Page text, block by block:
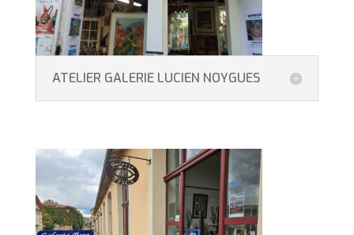
ATELIER GALERIE LUCIEN NOYGUES